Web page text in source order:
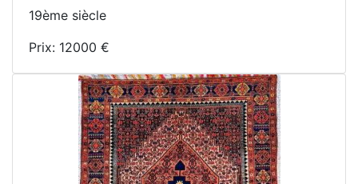
19ème siècle
Prix: 12000 €